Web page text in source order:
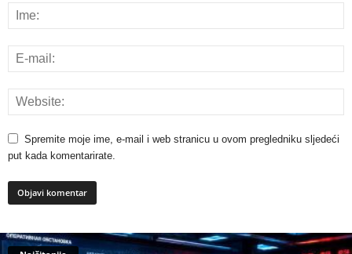
Spremite moje ime, e-mail i web stranicu u ovom pregledniku sljedeći
put kada komentarirate.